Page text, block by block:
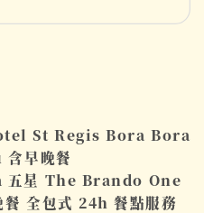
St Regis Bora Bora
早晚餐
星 The Brando One
全包式 24h 餐點服務